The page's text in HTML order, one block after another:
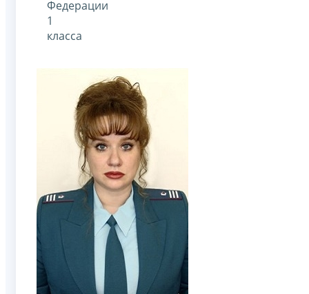
Федерации
1
класса